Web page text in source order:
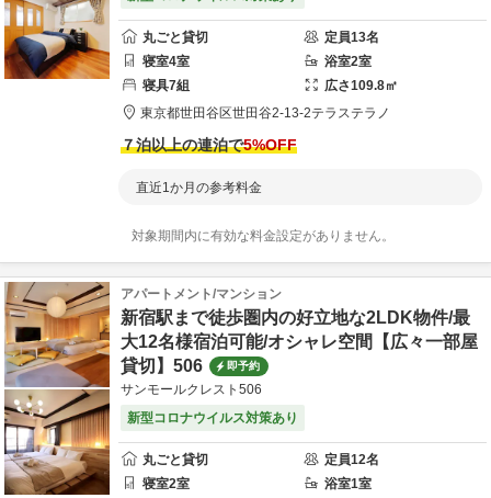
丸ごと貸切 定員13名
寝室4室 浴室2室
寝具7組 広さ109.8㎡
東京都世田谷区世田谷2-13-2テラステラノ
７泊以上の連泊で5%OFF
直近1か月の参考料金
対象期間内に有効な料金設定がありません。
アパートメント/マンション
新宿駅まで徒歩圏内の好立地な2LDK物件/最
大12名様宿泊可能/オシャレ空間【広々一部屋
貸切】506
即予約
サンモールクレスト506
新型コロナウイルス対策あり
丸ごと貸切 定員12名
寝室2室 浴室1室